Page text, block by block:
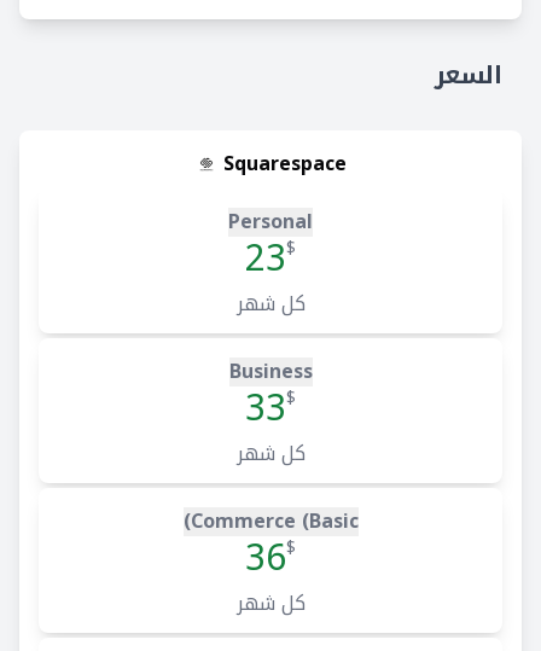
السعر
Squarespace
Personal
$
23
كل شهر
Business
$
33
كل شهر
Commerce (Basic)
$
36
كل شهر